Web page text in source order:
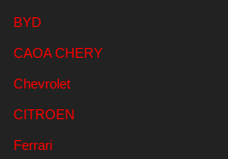
BYD
CAOA CHERY
Chevrolet
CITROEN
Ferrari